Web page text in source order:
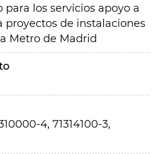
para los servicios apoyo a
proyectos de instalaciones
Metro de Madrid
4, 71314100-3,